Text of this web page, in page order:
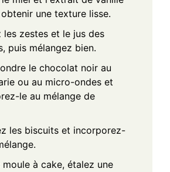
une texture lisse.
les zestes et le jus des
puis mélangez bien.
le chocolat noir au
ou au micro-ondes et
le au mélange de
les biscuits et incorporez-
moule à cake, étalez une